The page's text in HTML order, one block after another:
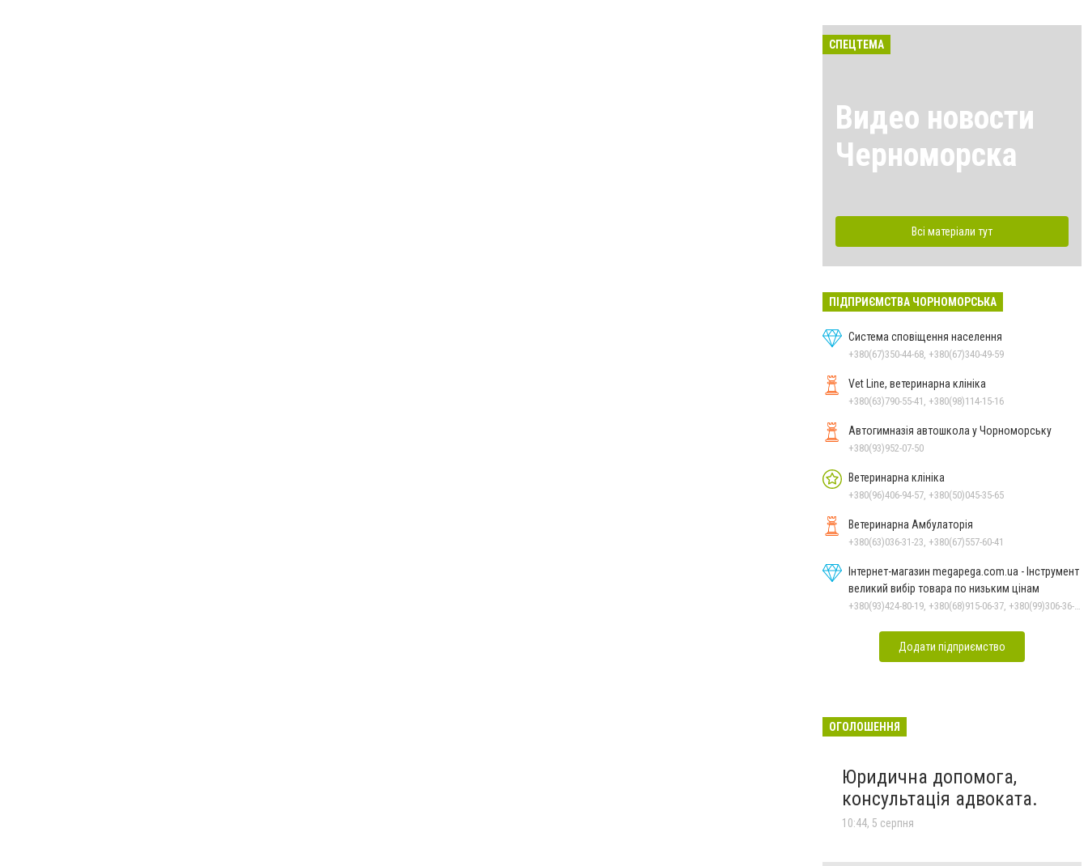
СПЕЦТЕМА
Видео новости
Черноморска
Всі матеріали тут
ПІДПРИЄМСТВА ЧОРНОМОРСЬКА
Система сповіщення населення
+380(67)350-44-68, +380(67)340-49-59
Vet Line, ветеринарна клініка
+380(63)790-55-41, +380(98)114-15-16
Автогимназія автошкола у Чорноморську
+380(93)952-07-50
Ветеринарна клініка
+380(96)406-94-57, +380(50)045-35-65
Ветеринарна Амбулаторія
+380(63)036-31-23, +380(67)557-60-41
Інтернет-магазин megapega.com.ua - Інструмент
великий вибір товара по низьким цінам
Додати підприємство
ОГОЛОШЕННЯ
Юридична допомога,
консультація адвоката.
10:44, 5 серпня